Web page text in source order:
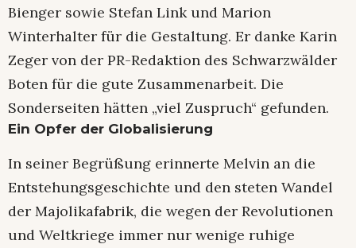
Bienger sowie Stefan Link und Marion
Winterhalter für die Gestaltung. Er danke Karin
Zeger von der PR-Redaktion des Schwarzwälder
Boten für die gute Zusammenarbeit. Die
Sonderseiten hätten „viel Zuspruch“ gefunden.
Ein Opfer der Globalisierung
In seiner Begrüßung erinnerte Melvin an die
Entstehungsgeschichte und den steten Wandel
der Majolikafabrik, die wegen der Revolutionen
und Weltkriege immer nur wenige ruhige